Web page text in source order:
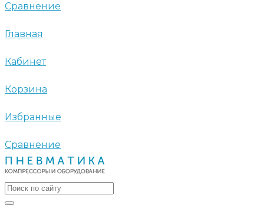
Сравнение
Главная
Кабинет
Корзина
Избранные
Сравнение